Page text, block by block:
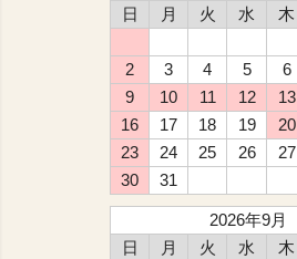
日
月 火 水 木
2
3 4 5 6
9
10 11 12 13
16
17 18 19 20
23
24 25 26 27
30
31
2026年9月
日
月 火 水 木